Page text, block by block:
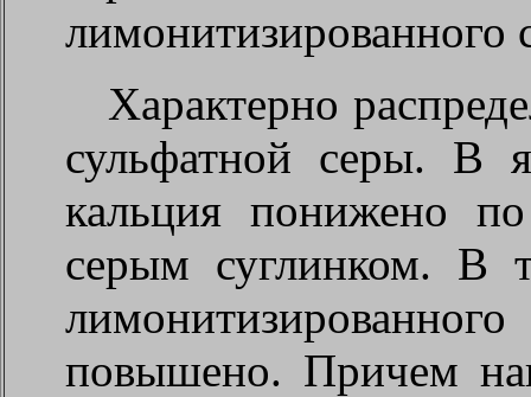
лимонитизированного
Характерно
сульфатной серы. В
кальция понижено
серым суглинком. В
повышено. Причем